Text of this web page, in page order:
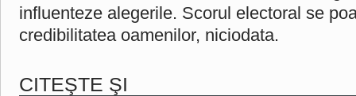
influenteze alegerile. Scorul electoral se
credibilitatea oamenilor, niciodata.
CITEŞTE ŞI